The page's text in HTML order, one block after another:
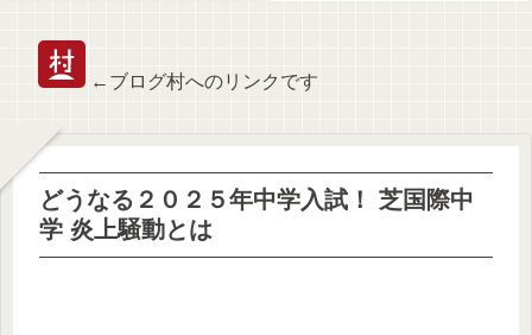
←ブログ村へのリンクです
どうなる２０２５年中学入試！ 芝国際中
学 炎上騒動とは